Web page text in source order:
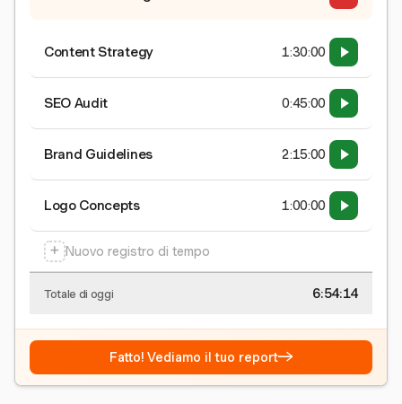
Content Strategy 1:30:00
SEO Audit 0:45:00
Brand Guidelines 2:15:00
Logo Concepts 1:00:00
+ Nuovo registro di tempo
Totale di oggi 6:54:15
Fatto! Vediamo il tuo report→